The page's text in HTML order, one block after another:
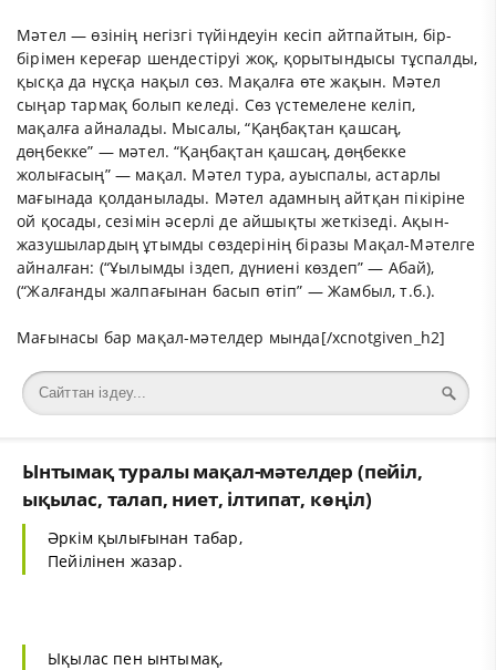
Мәтел — өзінің негізгі түйіндеуін кесіп айтпайтын, бір-
бірімен кереғар шендестіруі жоқ, қорытындысы тұспалды,
қысқа да нұсқа нақыл сөз. Мақалға өте жақын. Мәтел
сыңар тармақ болып келеді. Сөз үстемелене келіп,
мақалға айналады. Мысалы, “Қаңбақтан қашсаң,
дөңбекке” — мәтел. “Қаңбақтан қашсаң, дөңбекке
жолығасың” — мақал. Мәтел тура, ауыспалы, астарлы
мағынада қолданылады. Мәтел адамның айтқан пікіріне
ой қосады, сезімін әсерлі де айшықты жеткізеді. Ақын-
жазушылардың ұтымды сөздерінің біразы Мақал-Мәтелге
айналған: (“Ұылымды іздеп, дүниені көздеп” — Абай),
(“Жалғанды жалпағынан басып өтіп” — Жамбыл, т.б.).
Мағынасы бар мақал-мәтелдер мында[/xcnotgiven_h2]
Ынтымақ туралы мақал-мәтелдер (пейіл,
ықылас, талап, ниет, ілтипат, көңіл)
Әркім қылығынан табар,
Пейілінен жазар.
Ықылас пен ынтымақ,